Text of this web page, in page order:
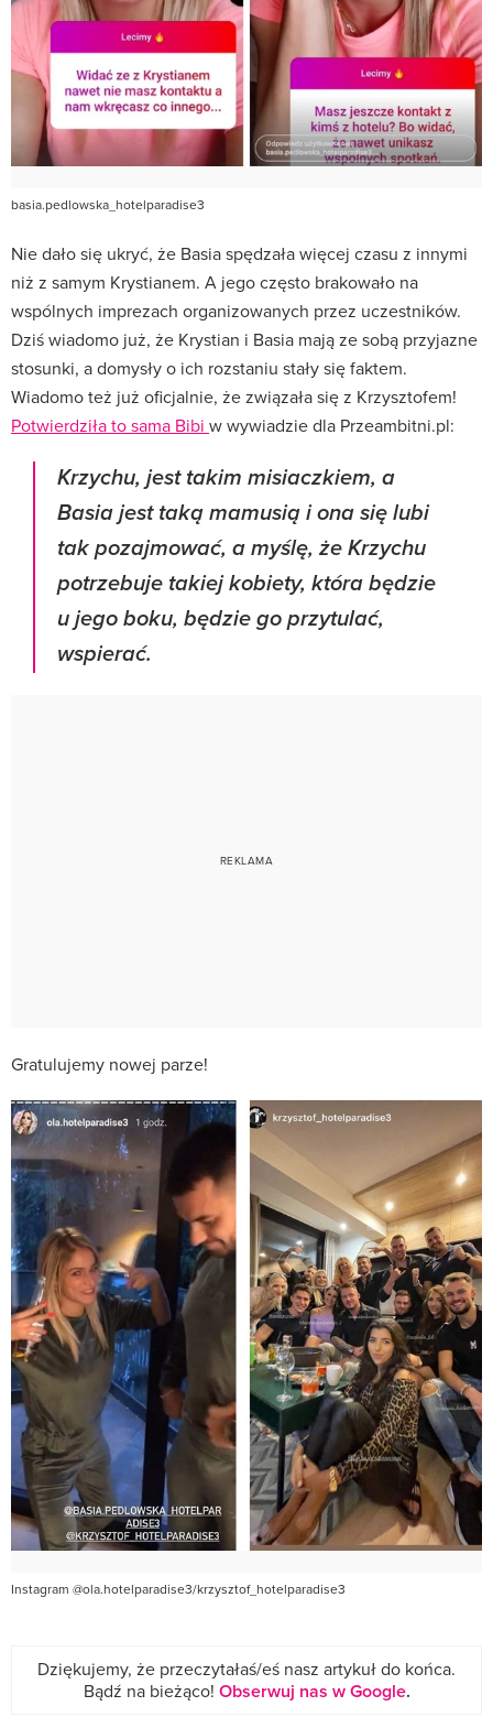
basia.pedlowska_hotelparadise3
Nie dało się ukryć, że Basia spędzała więcej czasu z innymi
niż z samym Krystianem. A jego często brakowało na
wspólnych imprezach organizowanych przez uczestników.
Dziś wiadomo już, że Krystian i Basia mają ze sobą przyjazne
stosunki, a domysły o ich rozstaniu stały się faktem.
Wiadomo też już oficjalnie, że związała się z Krzysztofem!
Potwierdziła to sama Bibi w wywiadzie dla Przeambitni.pl:
Krzychu, jest takim misiaczkiem, a
Basia jest taką mamusią i ona się lubi
tak pozajmować, a myślę, że Krzychu
potrzebuje takiej kobiety, która będzie
u jego boku, będzie go przytulać,
wspierać.
Gratulujemy nowej parze!
Instagram @ola.hotelparadise3/krzysztof_hotelparadise3
Dziękujemy, że przeczytałaś/eś nasz artykuł do końca.
Bądź na bieżąco! Obserwuj nas w Google.